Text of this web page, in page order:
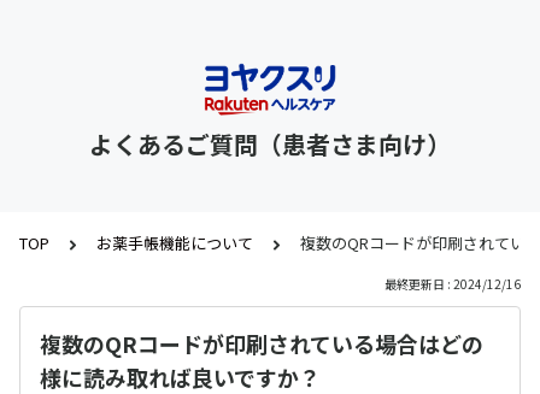
よくあるご質問（患者さま向け）
TOP お薬手帳機能について 複数のQRコードが印刷されてい
最終更新日 : 2024/12/16
複数のQRコードが印刷されている場合はどの
様に読み取れば良いですか？